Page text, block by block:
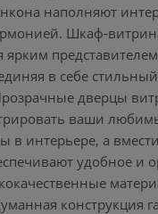
наполняют
Шкаф-
ярким
в себе
дверцы
ваши
в интерьере, а
удобное и
конструкция